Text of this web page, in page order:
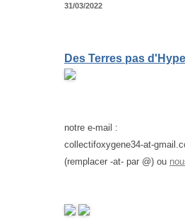
31/03/2022
Des Terres pas
notre e-mail :
collectifoxygene34-at-
(remplacer -at- par @) ou